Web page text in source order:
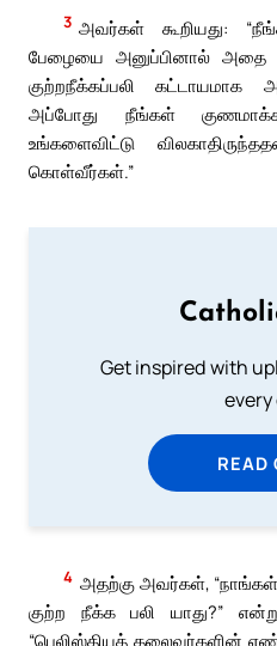
3 அவர்கள் கூறியது:
பேழையை அனுப்பினால் அதை
குற்றநீக்கப்பலி கட்டாயமாக
அப்போது நீங்கள்
உங்களைவிட்டு
கொள்வீர்கள்.”
Get inspired with
every
READ
4 அதற்கு அவர்கள்,
குற்ற நீக்க பலி யாது?”
“பெலிஸ்தியத் தலைவர்களின்